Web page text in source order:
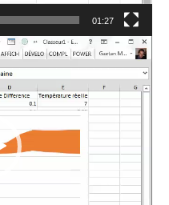
01:27